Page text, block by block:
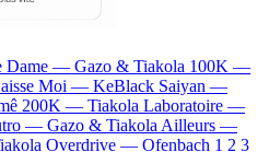
Dame — Gazo & Tiakola 100K —
Moi — KeBlack Saiyan —
200K — Tiakola Laboratoire —
— Gazo & Tiakola Ailleurs —
Overdrive — Ofenbach 1 2 3